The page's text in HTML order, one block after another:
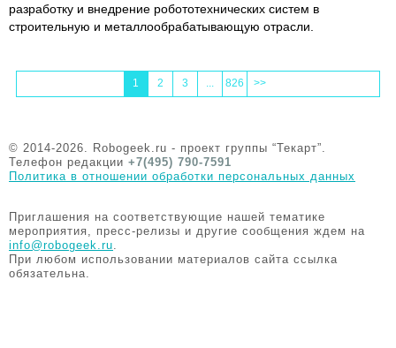
разработку и внедрение робототехнических систем в
строительную и металлообрабатывающую отрасли.
1 2 3 ... 826 >>
© 2014-2026. Robogeek.ru - проект группы “Текарт”.
Телефон редакции +7(495) 790-7591
Политика в отношении обработки персональных данных
Приглашения на соответствующие нашей тематике
мероприятия, пресс-релизы и другие сообщения ждем на
info@robogeek.ru.
При любом использовании материалов сайта ссылка
обязательна.